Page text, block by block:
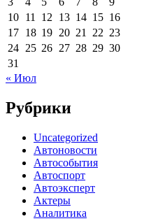
10 11 12 13 14 15 16
17 18 19 20 21 22 23
24 25 26 27 28 29 30
31
« Июл
Рубрики
Uncategorized
Автоновости
Автособытия
Автоспорт
Автоэксперт
Актеры
Аналитика